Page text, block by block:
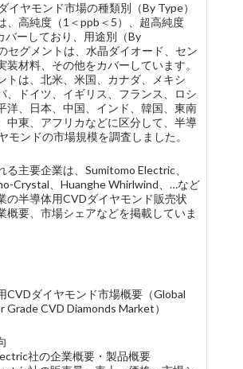
イヤモンド市場の種類別（By Type）
、高純度（1＜ppb＜5）、超高純度
バーしており、用途別（By
セグメントは、水晶ダイオード、セン
装材料、その他をカバーしています。
トは、北米、米国、カナダ、メキシ
、ドイツ、イギリス、フランス、ロシ
洋、日本、中国、インド、韓国、東南
中東、アフリカなどに区分して、半導
モンドの市場規模を調査しました。
る主要企業は、Sumitomo Electric、
Crystal、Huanghe Whirlwind、…など
の半導体用CVDダイヤモンド販売状
概要、市場シェアなどを掲載していま
CVDダイヤモンド市場概要（Global
Grade CVD Diamonds Market）
社の企業概要・製品概要